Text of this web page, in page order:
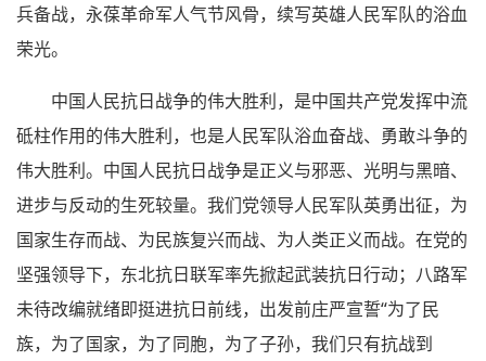
兵备战，永葆革命军人气节风骨，续写英雄人民军队的浴血
荣光。
中国人民抗日战争的伟大胜利，是中国共产党发挥中流
砥柱作用的伟大胜利，也是人民军队浴血奋战、勇敢斗争的
伟大胜利。中国人民抗日战争是正义与邪恶、光明与黑暗、
进步与反动的生死较量。我们党领导人民军队英勇出征，为
国家生存而战、为民族复兴而战、为人类正义而战。在党的
坚强领导下，东北抗日联军率先掀起武装抗日行动；八路军
未待改编就绪即挺进抗日前线，出发前庄严宣誓“为了民
族，为了国家，为了同胞，为了子孙，我们只有抗战到